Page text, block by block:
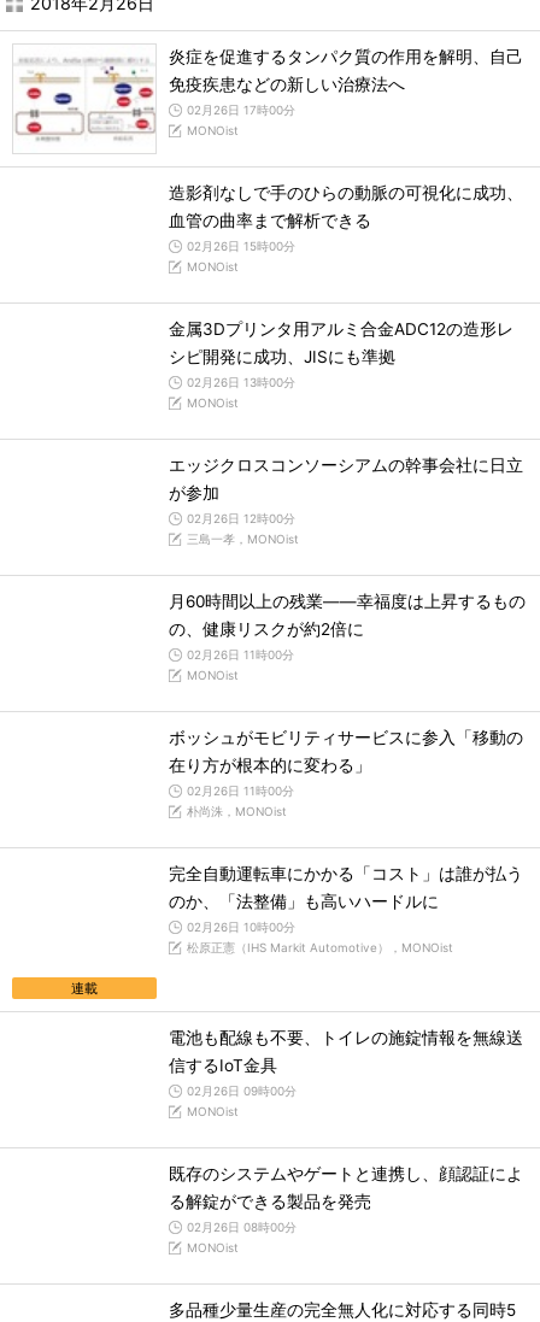
炎症を促進するタンパク質の作用を解明、自己
免疫疾患などの新しい治療法へ
02月26日 17時00分
MONOist
造影剤なしで手のひらの動脈の可視化に成功、
血管の曲率まで解析できる
02月26日 15時00分
MONOist
金属3Dプリンタ用アルミ合金ADC12の造形レ
シピ開発に成功、JISにも準拠
02月26日 13時00分
MONOist
エッジクロスコンソーシアムの幹事会社に日立
が参加
02月26日 12時00分
三島一孝，MONOist
月60時間以上の残業――幸福度は上昇するもの
の、健康リスクが約2倍に
02月26日 11時00分
MONOist
ボッシュがモビリティサービスに参入「移動の
在り方が根本的に変わる」
02月26日 11時00分
朴尚洙，MONOist
連載
完全自動運転車にかかる「コスト」は誰が払う
のか、「法整備」も高いハードルに
02月26日 10時00分
松原正憲（IHS Markit Automotive），MONOist
電池も配線も不要、トイレの施錠情報を無線送
信するIoT金具
02月26日 09時00分
MONOist
既存のシステムやゲートと連携し、顔認証によ
る解錠ができる製品を発売
02月26日 08時00分
MONOist
多品種少量生産の完全無人化に対応する同時5